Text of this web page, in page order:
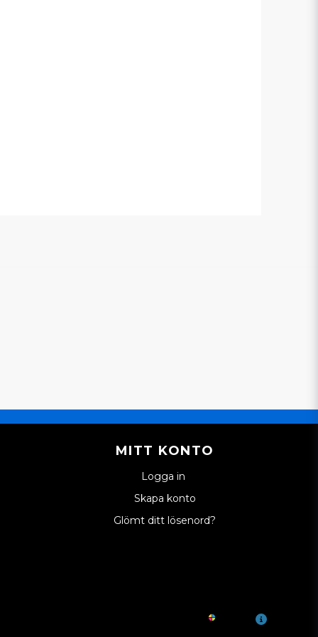
MITT KONTO
Logga in
Skapa konto
Glömt ditt lösenord?